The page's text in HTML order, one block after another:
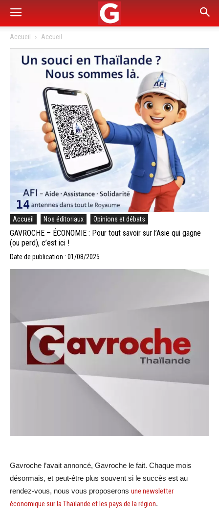
Accueil Accueil
Accueil Nos éditoriaux Opinions et débats
GAVROCHE – ÉCONOMIE : Pour tout savoir sur l’Asie qui gagne
(ou perd), c’est ici !
Date de publication : 01/08/2025
Gavroche l’avait annoncé, Gavroche le fait. Chaque mois
désormais, et peut-être plus souvent si le succès est au
rendez-vous, nous vous proposerons une newsletter
économique sur la Thaïlande et les pays de la région.